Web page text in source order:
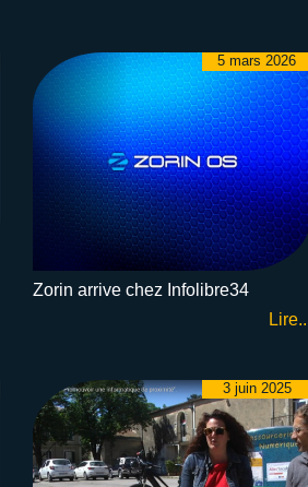
5 mars 2026
Zorin arrive chez Infolibre34
3 juin 2025